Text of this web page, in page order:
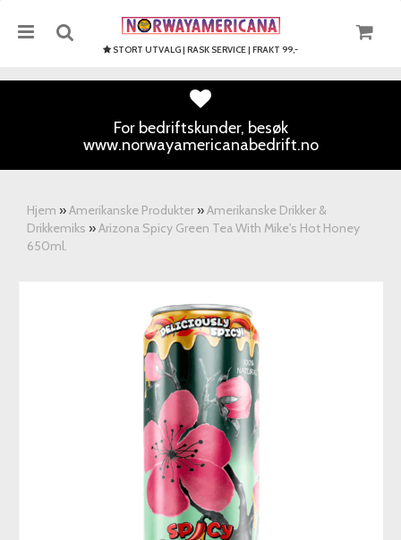
STORT UTVALG | RASK SERVICE | FRAKT 99,-
For bedriftskunder, besøk
www.norwayamericanabedrift.no
Hjem »Amerikanske Produkter »Amerikanske Drikker &
Drikkemiks »Arizona Spicy Green Tea With Mike's Hot Honey
650ml.